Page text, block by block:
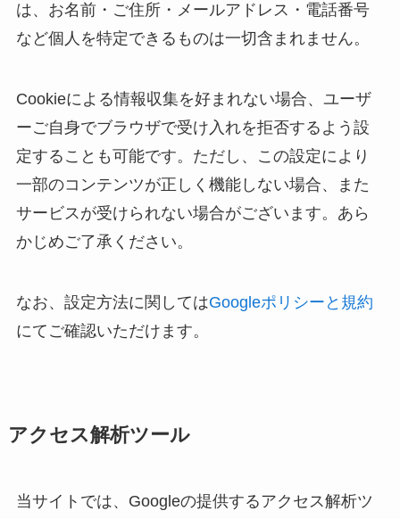
は、お名前・ご住所・メールアドレス・電話番号
など個人を特定できるものは一切含まれません。
Cookieによる情報収集を好まれない場合、ユーザ
ーご自身でブラウザで受け入れを拒否するよう設
定することも可能です。ただし、この設定により
一部のコンテンツが正しく機能しない場合、また
サービスが受けられない場合がございます。あら
かじめご了承ください。
なお、設定方法に関してはGoogleポリシーと規約
にてご確認いただけます。
アクセス解析ツール
当サイトでは、Googleの提供するアクセス解析ツ